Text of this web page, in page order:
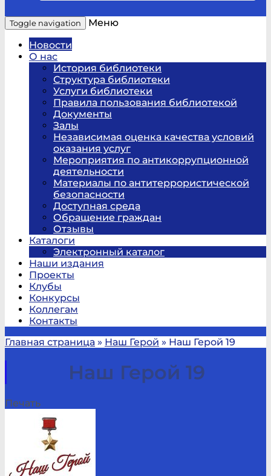
Toggle navigation
Меню
Новости
О нас
История библиотеки
Структура библиотеки
Услуги библиотеки
Правила пользования библиотекой
Документы
Залы
Независимая оценка качества условий
оказания услуг
Мероприятия по антикоррупционной
деятельности
Материалы по антитеррористической
безопасности
Доступная среда
Обращение граждан
Отзывы
Каталоги
Электронный каталог
Наши издания
Проекты
Клубы
Конкурсы
Коллегам
Контакты
Главная страница » Наш Герой » Наш Герой 19
Наш Герой 19
Печать